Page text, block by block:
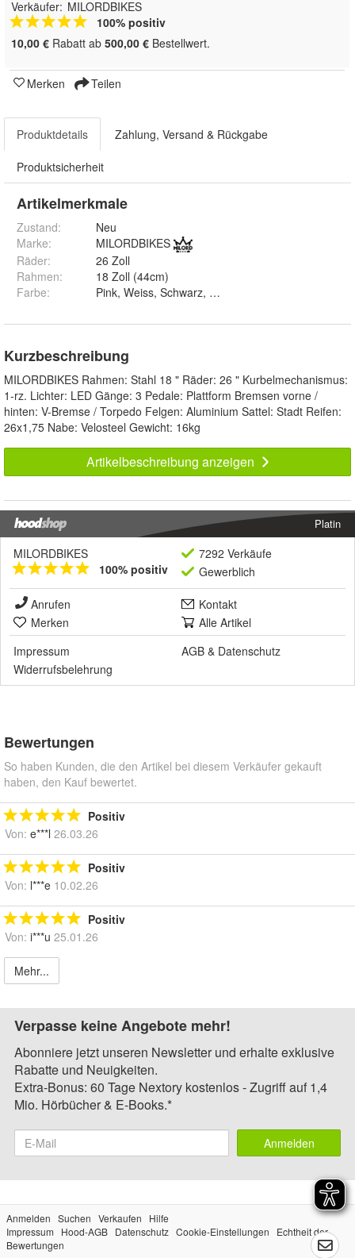
Verkäufer: MILORDBIKES
100% positiv
10,00 € Rabatt ab 500,00 € Bestellwert.
Merken Teilen
Produktdetails Zahlung, Versand & Rückgabe
Produktsicherheit
Artikelmerkmale
Zustand:
Neu
Marke:
MILORDBIKES
Räder:
26 Zoll
Rahmen:
18 Zoll (44cm)
Farbe:
Kurzbeschreibung
MILORDBIKES Rahmen: Stahl 18 " Räder: 26 " Kurbelmechanismus:
1-rz. Lichter: LED Gänge: 3 Pedale: Plattform Bremsen vorne /
hinten: V-Bremse / Torpedo Felgen: Aluminium Sattel: Stadt Reifen:
26x1,75 Nabe: Velosteel Gewicht: 16kg
Artikelbeschreibung anzeigen
Platin
MILORDBIKES
100% positiv
7292 Verkäufe
Gewerblich
Anrufen
Kontakt
Merken
Alle Artikel
Impressum
AGB & Datenschutz
Widerrufsbelehrung
Bewertungen
So haben Kunden, die den Artikel bei diesem Verkäufer gekauft
haben, den Kauf bewertet.
Positiv
Von: e***l 26.03.26
Positiv
Von: l***e 10.02.26
Positiv
Von: i***u 25.01.26
Mehr...
Verpasse keine Angebote mehr!
Abonniere jetzt unseren Newsletter und erhalte exklusive
Rabatte und Neuigkeiten.
Extra-Bonus: 60 Tage Nextory kostenlos - Zugriff auf 1,4
Mio. Hörbücher & E-Books.*
Anmelden
Anmelden Suchen Verkaufen
Hilfe
Impressum
Hood-AGB Datenschutz Cookie-Einstellungen
Echtheit der
Bewertungen